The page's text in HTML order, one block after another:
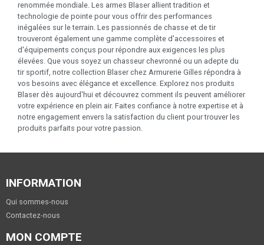
renommée mondiale. Les armes Blaser allient tradition et
technologie de pointe pour vous offrir des performances
inégalées sur le terrain. Les passionnés de chasse et de tir
trouveront également une gamme complète d'accessoires et
d'équipements conçus pour répondre aux exigences les plus
élevées. Que vous soyez un chasseur chevronné ou un adepte du
tir sportif, notre collection Blaser chez Armurerie Gilles répondra à
vos besoins avec élégance et excellence. Explorez nos produits
Blaser dès aujourd'hui et découvrez comment ils peuvent améliorer
votre expérience en plein air. Faites confiance à notre expertise et à
notre engagement envers la satisfaction du client pour trouver les
produits parfaits pour votre passion.
INFORMATION
Qui sommes-nous
Contactez-nous
MON COMPTE